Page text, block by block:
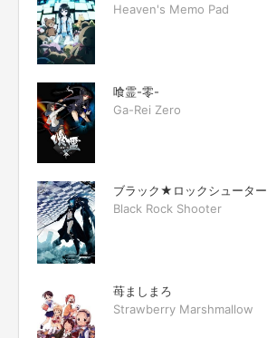
Heaven's Memo Pad
喰霊-零-
Ga-Rei Zero
ブラック★ロックシューター
Black Rock Shooter
苺ましまろ
Strawberry Marshmallow